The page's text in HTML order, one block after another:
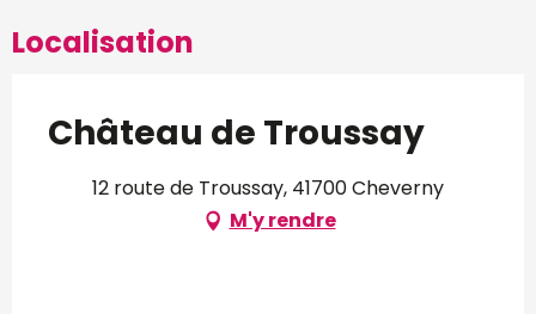
Localisation
Château de Troussay
12 route de Troussay, 41700 Cheverny
M'y rendre